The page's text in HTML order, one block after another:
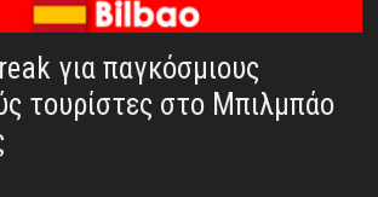
για παγκόσμιους
τουρίστες στο Μπιλμπάο